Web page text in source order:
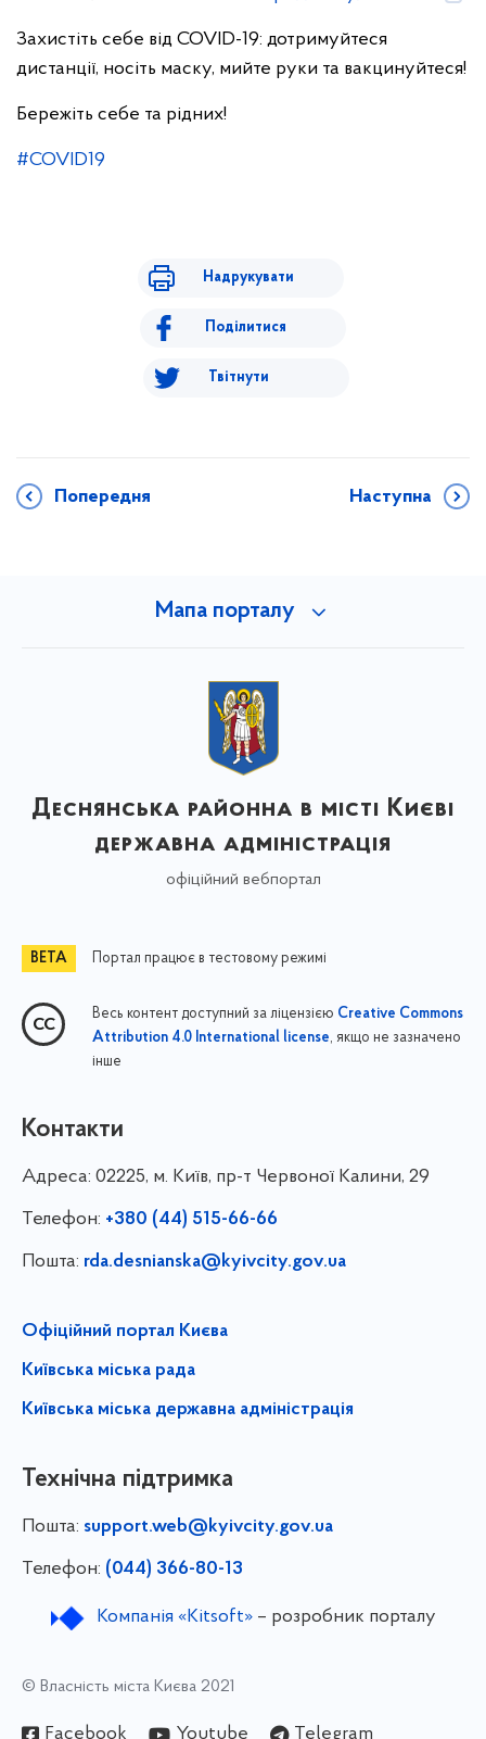
Захистіть себе від COVID-19: дотримуйтеся
дистанції, носіть маску, мийте руки та вакцинуйтеся!
Бережіть себе та рідних!
#COVID19
Надрукувати
Поділитися
Твітнути
Попередня Наступна
Мапа порталу
Деснянська районна в місті Києві
державна адміністрація
офіційний вебпортал
Портал працює в тестовому режимі
Весь контент доступний за ліцензією Creative Commons
Attribution 4.0 International license, якщо не зазначено
інше
Контакти
Адреса: 02225, м. Київ, пр-т Червоної Калини, 29
Телефон: +380 (44) 515-66-66
Пошта: rda.desnianska@kyivcity.gov.ua
Офіційний портал Києва
Київська міська рада
Київська міська державна адміністрація
Технічна підтримка
Пошта: support.web@kyivcity.gov.ua
Телефон: (044) 366-80-13
Компанія «Kitsoft»– розробник порталу
© Власність міста Києва 2021
Facebook Youtube Telegram